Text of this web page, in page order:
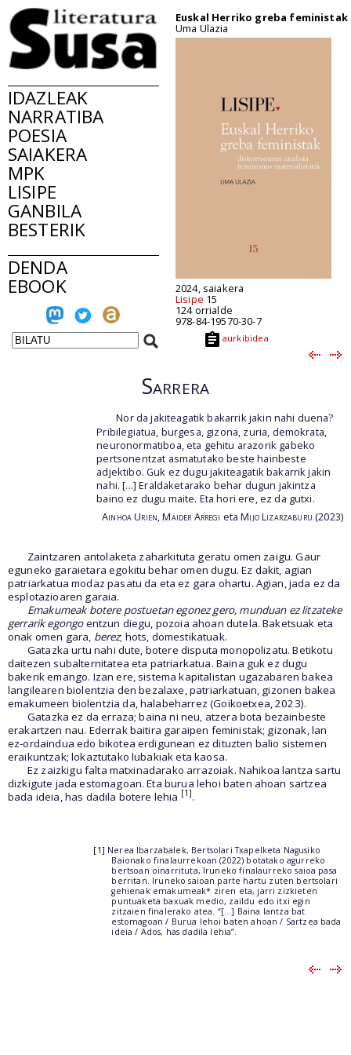
IDAZLEAK
NARRATIBA
POESIA
SAIAKERA
MPK
LISIPE
GANBILA
BESTERIK
DENDA
EBOOK
Euskal Herriko greba feministak
Uma Ulazia
2024, saiakera
Lisipe 15
124 orrialde
978-84-19570-30-7
aurkibidea
Sarrera
Nor da jakiteagatik bakarrik jakin nahi duena?
Pribilegiatua, burgesa, gizona, zuria, demokrata,
neuronormatiboa, eta gehitu arazorik gabeko
pertsonentzat asmatutako beste hainbeste
adjektibo. Guk ez dugu jakiteagatik bakarrik jakin
nahi. [...] Eraldaketarako behar dugun jakintza
baino ez dugu maite. Eta hori ere, ez da gutxi.
Ainhoa Urien,Maider Arregi etaMijo Lizarzaburu (2023)
Zaintzaren antolaketa zaharkituta geratu omen zaigu. Gaur
eguneko garaietara egokitu behar omen dugu. Ez dakit, agian
patriarkatua modaz pasatu da eta ez gara ohartu. Agian, jada ez da
esplotazioaren garaia.
Emakumeak botere postuetan egonez gero, munduan ez litzateke
gerrarik egongoentzun diegu, pozoia ahoan dutela. Baketsuak eta
onak omen gara, berez; hots, domestikatuak.
Gatazka urtu nahi dute, botere disputa monopolizatu. Betikotu
daitezen subalternitatea eta patriarkatua. Baina guk ez dugu
bakerik emango. Izan ere, sistema kapitalistan ugazabaren bakea
langilearen biolentzia den bezalaxe, patriarkatuan, gizonen bakea
emakumeen biolentzia da, halabeharrez (Goikoetxea, 2023).
Gatazka ez da erraza; baina ni neu, atzera bota bezainbeste
erakartzen nau. Ederrak baitira garaipen feministak; gizonak, lan
ez-ordaindua edo bikotea erdigunean ez dituzten balio sistemen
eraikuntzak; lokaztutako lubakiak eta kaosa.
Ez zaizkigu falta matxinadarako arrazoiak. Nahikoa lantza sartu
dizkigute jada estomagoan. Eta burua lehoi baten ahoan sartzea
bada ideia, has dadila botere lehia [1].
[1] Nerea Ibarzabalek, Bertsolari Txapelketa Nagusiko
Baionako finalaurrekoan (2022) botatako agurreko
bertsoan oinarrituta, Iruneko finalaurreko saioa pasa
berritan. Iruneko saioan parte hartu zuten bertsolari
gehienak emakumeak* ziren eta, jarri zizkieten
puntuaketa baxuak medio, zaildu edo itxi egin
zitzaien finalerako atea. “[...] Baina lantza bat
estomagoan / Burua lehoi baten ahoan / Sartzea bada
ideia / Ados, has dadila lehia”.